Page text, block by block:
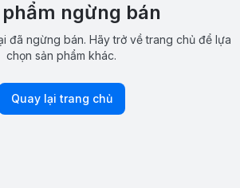
phẩm ngừng bán
đã ngừng bán. Hãy trở về trang chủ để lựa
chọn sản phẩm khác.
Quay lại trang chủ